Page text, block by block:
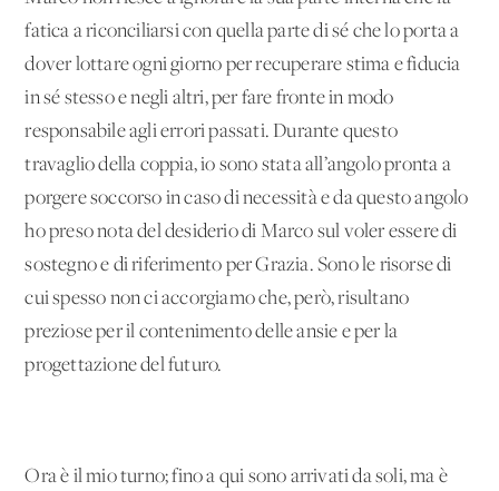
fatica a riconciliarsi con quella parte di sé che lo porta a
dover lottare ogni giorno per recuperare stima e fiducia
in sé stesso e negli altri, per fare fronte in modo
responsabile agli errori passati. Durante questo
travaglio della coppia, io sono stata all’angolo pronta a
porgere soccorso in caso di necessità e da questo angolo
ho preso nota del desiderio di Marco sul voler essere di
sostegno e di riferimento per Grazia. Sono le risorse di
cui spesso non ci accorgiamo che, però, risultano
preziose per il contenimento delle ansie e per la
progettazione del futuro.
Ora è il mio turno; fino a qui sono arrivati da soli, ma è